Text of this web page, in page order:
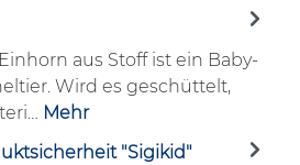
aus Stoff ist ein Baby-
Wird es geschüttelt,
Mehr
"Sigikid"